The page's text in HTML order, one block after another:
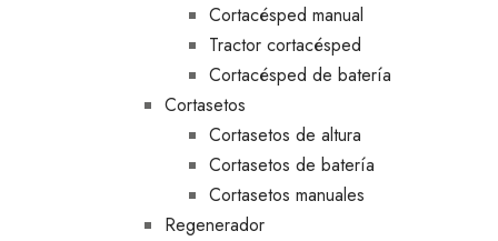
Cortacésped manual
Tractor cortacésped
Cortacésped de batería
Cortasetos
Cortasetos de altura
Cortasetos de batería
Cortasetos manuales
Regenerador